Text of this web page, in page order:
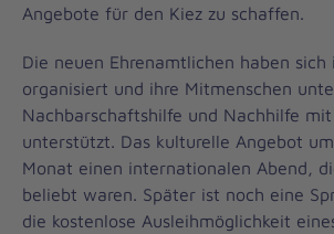
Angebote für den Kiez zu schaffen.
Die neuen Ehrenamtlichen haben sich
organisiert und ihre Mitmenschen
Nachbarschaftshilfe und Nachhilfe
unterstützt. Das kulturelle Angebot
Monat einen internationalen Abend,
beliebt waren. Später ist noch eine
die kostenlose Ausleihmöglichkeit